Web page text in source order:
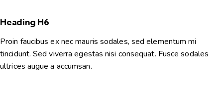
Heading H6
Proin faucibus ex nec mauris sodales, sed elementum mi
tincidunt. Sed viverra egestas nisi consequat. Fusce sodales
ultrices augue a accumsan.